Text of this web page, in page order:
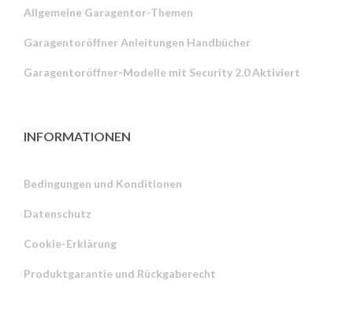
Allgemeine Garagentor-Themen
Garagentoröffner Anleitungen Handbücher
Garagentoröffner-Modelle mit Security 2.0 Aktiviert
INFORMATIONEN
Bedingungen und Konditionen
Datenschutz
Cookie-Erklärung
Produktgarantie und Rückgaberecht